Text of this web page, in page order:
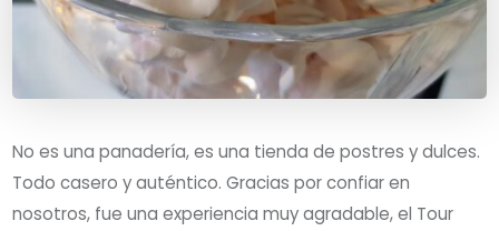
No es una panadería, es una tienda de postres y dulces.
Todo casero y auténtico. Gracias por confiar en
nosotros, fue una experiencia muy agradable, el Tour